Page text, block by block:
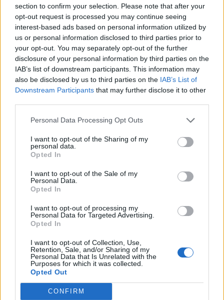
section to confirm your selection. Please note that after your
opt-out request is processed you may continue seeing
interest-based ads based on personal information utilized by
us or personal information disclosed to third parties prior to
your opt-out. You may separately opt-out of the further
disclosure of your personal information by third parties on the
IAB’s list of downstream participants. This information may
also be disclosed by us to third parties on the IAB’s List of
Downstream Participants that may further disclose it to other
Personal Data Processing Opt Outs
I want to opt-out of the Sharing of my
personal data.
Opted In
I want to opt-out of the Sale of my
Personal Data.
Opted In
I want to opt-out of processing my
Personal Data for Targeted Advertising.
Opted In
I want to opt-out of Collection, Use,
Retention, Sale, and/or Sharing of my
Personal Data that Is Unrelated with the
Purposes for which it was collected.
Opted Out
CONFIRM